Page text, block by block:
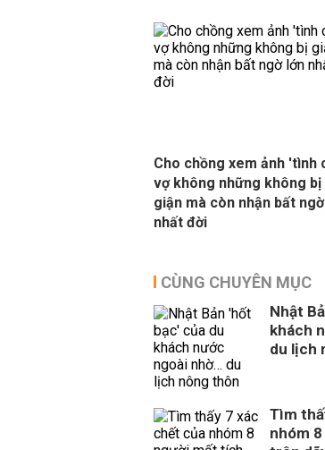
Cho chồng xem ảnh 'tình
vợ không những không bị
giận mà còn nhận bất
nhất đời
CÙNG CHUYÊN MỤC
Nhật
khách
du lịch
Tìm
nhóm